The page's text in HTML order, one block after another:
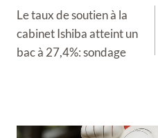
de
l’article
Le taux de soutien à la
cabinet Ishiba atteint un
bac à 27,4%: sondage